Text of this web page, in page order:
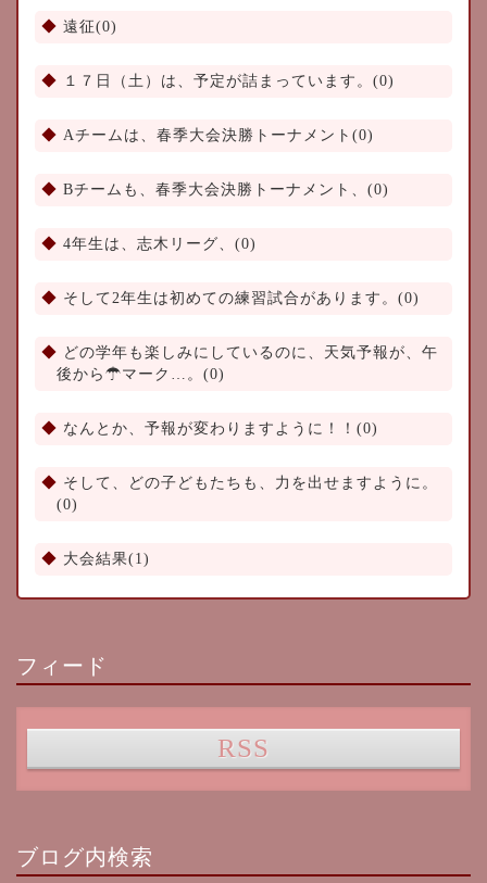
遠征(0)
１７日（土）は、予定が詰まっています。(0)
Aチームは、春季大会決勝トーナメント(0)
Bチームも、春季大会決勝トーナメント、(0)
4年生は、志木リーグ、(0)
そして2年生は初めての練習試合があります。(0)
どの学年も楽しみにしているのに、天気予報が、午
後から☂マーク…。(0)
なんとか、予報が変わりますように！！(0)
そして、どの子どもたちも、力を出せますように。
(0)
大会結果(1)
フィード
RSS
ブログ内検索